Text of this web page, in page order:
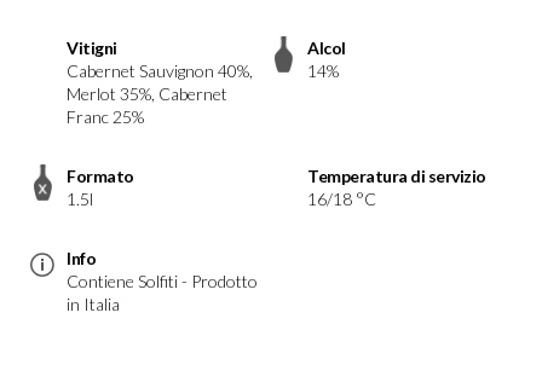
Vitigni
Cabernet Sauvignon 40%,
Merlot 35%, Cabernet
Franc 25%
Alcol
14%
Formato
1.5l
Temperatura di servizio
16/18 °C
Info
Contiene Solfiti - Prodotto
in Italia